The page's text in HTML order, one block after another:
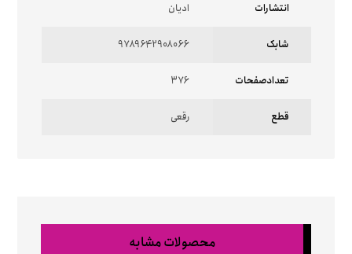
انتشارات
ادیان
شابک 9789642908066
تعدادصفحات 376
قطع رقعی
محصولات مشابه